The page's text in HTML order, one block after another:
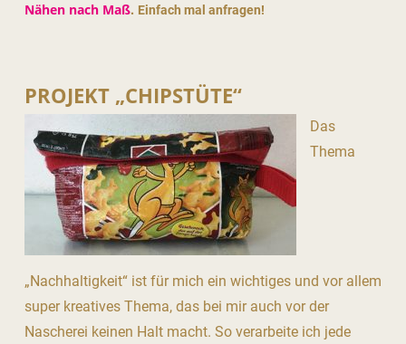
Nähen nach Maß. Einfach mal anfragen!
PROJEKT „CHIPSTÜTE“
Das
Thema
„Nachhaltigkeit“ ist für mich ein wichtiges und vor allem
super kreatives Thema, das bei mir auch vor der
Nascherei keinen Halt macht. So verarbeite ich jede